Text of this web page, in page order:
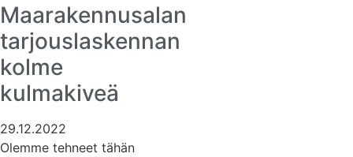
Maarakennusalan
tarjouslaskennan
kolme
kulmakiveä
29.12.2022
Olemme tehneet tähän